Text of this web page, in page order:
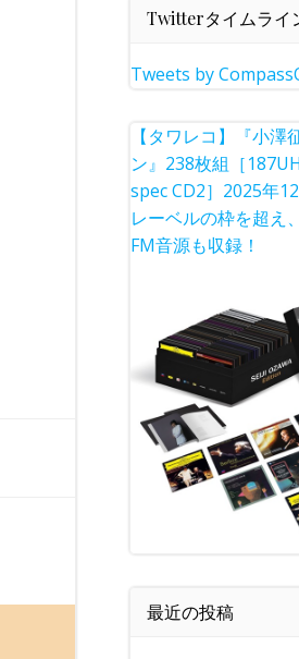
Twitterタイムライ
Tweets by
【タワレコ】『小澤
ン』238枚組［
spec CD2］2025年
レーベルの枠を超え
FM音源も収録！
最近の投稿